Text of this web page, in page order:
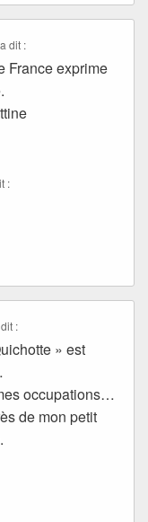
a dit :
France exprime
:
:
» est
occupations…
de mon petit